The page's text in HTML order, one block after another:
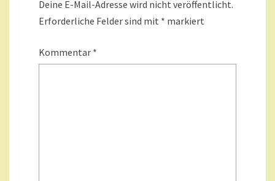
Deine E-Mail-Adresse wird nicht veröffentlicht.
Erforderliche Felder sind mit * markiert
Kommentar *